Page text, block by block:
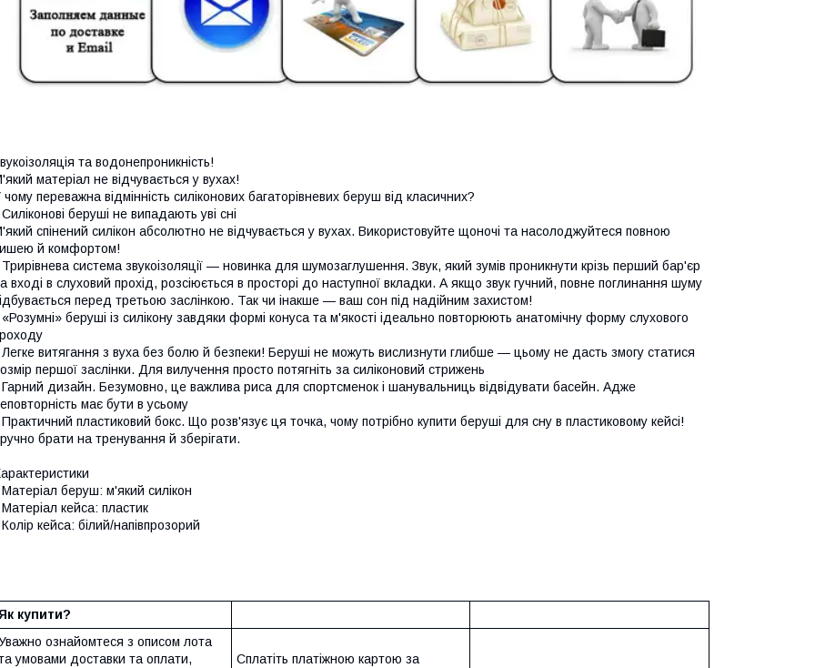
та водонепроникність!
матеріал не відчувається у вухах!
чому переважна відмінність силіконових багаторівневих беруш від класичних?
Силіконові беруші не випадають уві сні
спінений силікон абсолютно не відчувається у вухах. Використовуйте щоночі та насолоджуйтеся повною
й комфортом!
Трирівнева система звукоізоляції — новинка для шумозаглушення. Звук, який зумів проникнути крізь перший бар'єр
вході в слуховий прохід, розсіюється в просторі до наступної вкладки. А якщо звук гучний, повне поглинання шуму
перед третьою заслінкою. Так чи інакше — ваш сон під надійним захистом!
«Розумні» беруші із силікону завдяки формі конуса та м'якості ідеально повторюють анатомічну форму слухового
Легке витягання з вуха без болю й безпеки! Беруші не можуть вислизнути глибше — цьому не дасть змогу статися
першої заслінки. Для вилучення просто потягніть за силіконовий стрижень
Гарний дизайн. Безумовно, це важлива риса для спортсменок і шанувальниць відвідувати басейн. Адже
має бути в усьому
Практичний пластиковий бокс. Що розв'язує ця точка, чому потрібно купити беруші для сну в пластиковому кейсі!
брати на тренування й зберігати.
Матеріал беруш: м'який силікон
Матеріал кейса: пластик
Колір кейса: білий/напівпрозорий
купити?
ознайомтеся з описом лота
умовами доставки та оплати,
Сплатіть платіжною картою за